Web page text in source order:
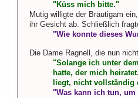
"Küss mich bitte."
Mutig willigte der Bräutigam
ihr Gesicht ab. Schließlich
"Wie konnte dieses
Die Dame Ragnell, die nun
"Solange ich unter
hatte, der mich
liegt, nicht vollständig
"Was kann ich tun,